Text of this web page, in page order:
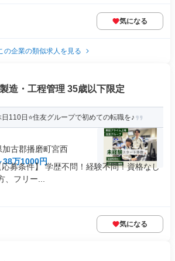
気になる
の企業の類似求人を見る
造・工程管理 35歳以下限定
110日⭐住友グループで初めての転職を♪
古郡播磨町宮西
38万1000円
募条件】 学歴不問！経験不問！資格なし
、フリー...
気になる